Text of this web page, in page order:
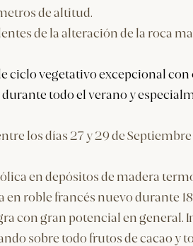
de altitud.
de la alteración de la roca
ciclo vegetativo excepcional con
todo el verano y
los días 27 y 29 de
en depósitos de madera
roble francés nuevo durante 18
con gran potencial en general.
sobre todo frutos de cacao y